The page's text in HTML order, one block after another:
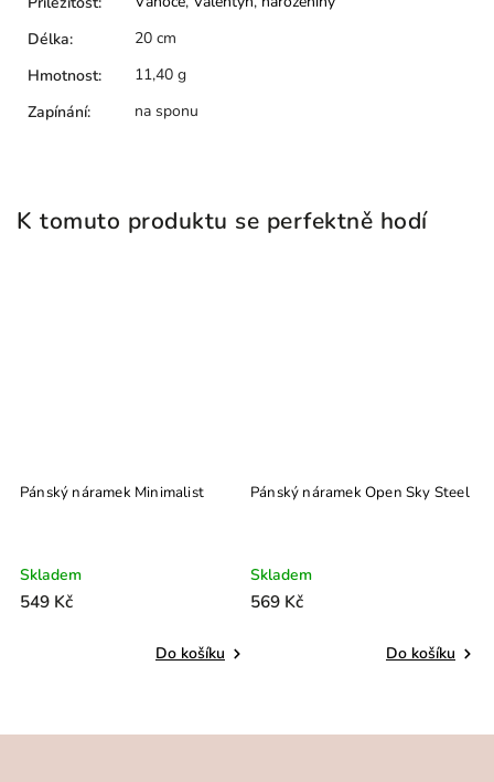
Délka:
20 cm
Hmotnost:
11,40 g
Zapínání: na sponu
K tomuto produktu se perfektně hodí
Pánský náramek Minimalist
Skladem
549 Kč
Do košíku
Pánský náramek Open Sky Steel
Skladem
569 Kč
Do košíku